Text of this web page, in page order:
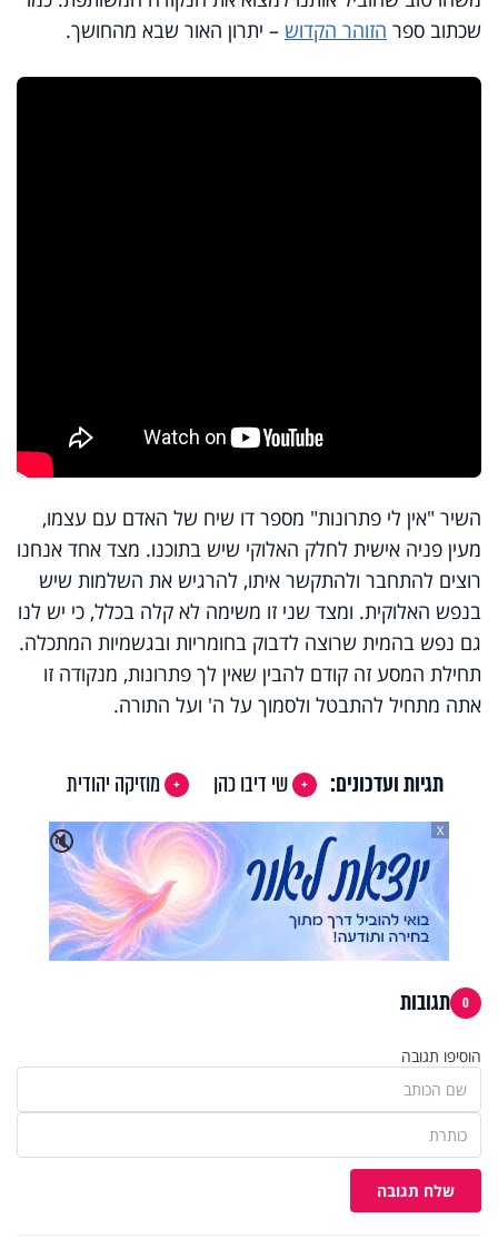
שכתוב ספר הזוהר הקדוש – יתרון האור שבא מהחושך.
השיר "אין לי פתרונות" מספר דו שיח של האדם עם עצמו,
מעין פניה אישית לחלק האלוקי שיש בתוכנו. מצד אחד אנחנו
רוצים להתחבר ולהתקשר איתו, להרגיש את השלמות שיש
בנפש האלוקית. ומצד שני זו משימה לא קלה בכלל, כי יש לנו
גם נפש בהמית שרוצה לדבוק בחומריות ובגשמיות המתכלה.
תחילת המסע זה קודם להבין שאין לך פתרונות, מנקודה זו
אתה מתחיל להתבטל ולסמוך על ה' ועל התורה.
תגיות ועדכונים: שי דיבו כהן
מוזיקה יהודית
🔇
X
0 תגובות
הוסיפו תגובה
שלח תגובה